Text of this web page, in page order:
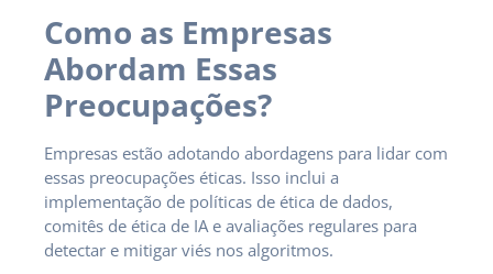
Como as Empresas
Abordam Essas
Preocupações?
Empresas estão adotando abordagens para lidar com
essas preocupações éticas. Isso inclui a
implementação de políticas de ética de dados,
comitês de ética de IA e avaliações regulares para
detectar e mitigar viés nos algoritmos.